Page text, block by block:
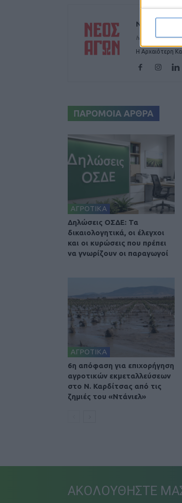
ΝΕΟΣ ΑΓΩΝ
https://
Η Αρχαιότερη
ΠΑΡΟΜΟΙΑ ΑΡΘΡΑ
ΑΓΡΟΤΙΚΑ
Δηλώσεις ΟΣΔΕ: Τα
δικαιολογητικά, οι έλεγχοι
και οι κυρώσεις που πρέπει
να γνωρίζουν οι παραγωγοί
ΑΓΡΟΤΙΚΑ
6η απόφαση για επιχορήγηση
αγροτικών εκμεταλλεύσεων
στο Ν. Καρδίτσας από τις
ζημιές του «Ντάνιελ»
ΑΚΟΛΟΥΘΗΣΤΕ